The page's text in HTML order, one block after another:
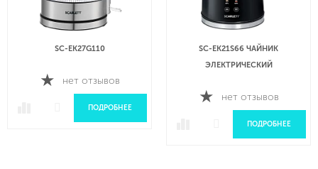
SC-EK27G110
нет отзывов
ПОДРОБНЕЕ
SC-EK21S66 ЧАЙНИК
ЭЛЕКТРИЧЕСКИЙ
нет отзывов
ПОДРОБНЕЕ